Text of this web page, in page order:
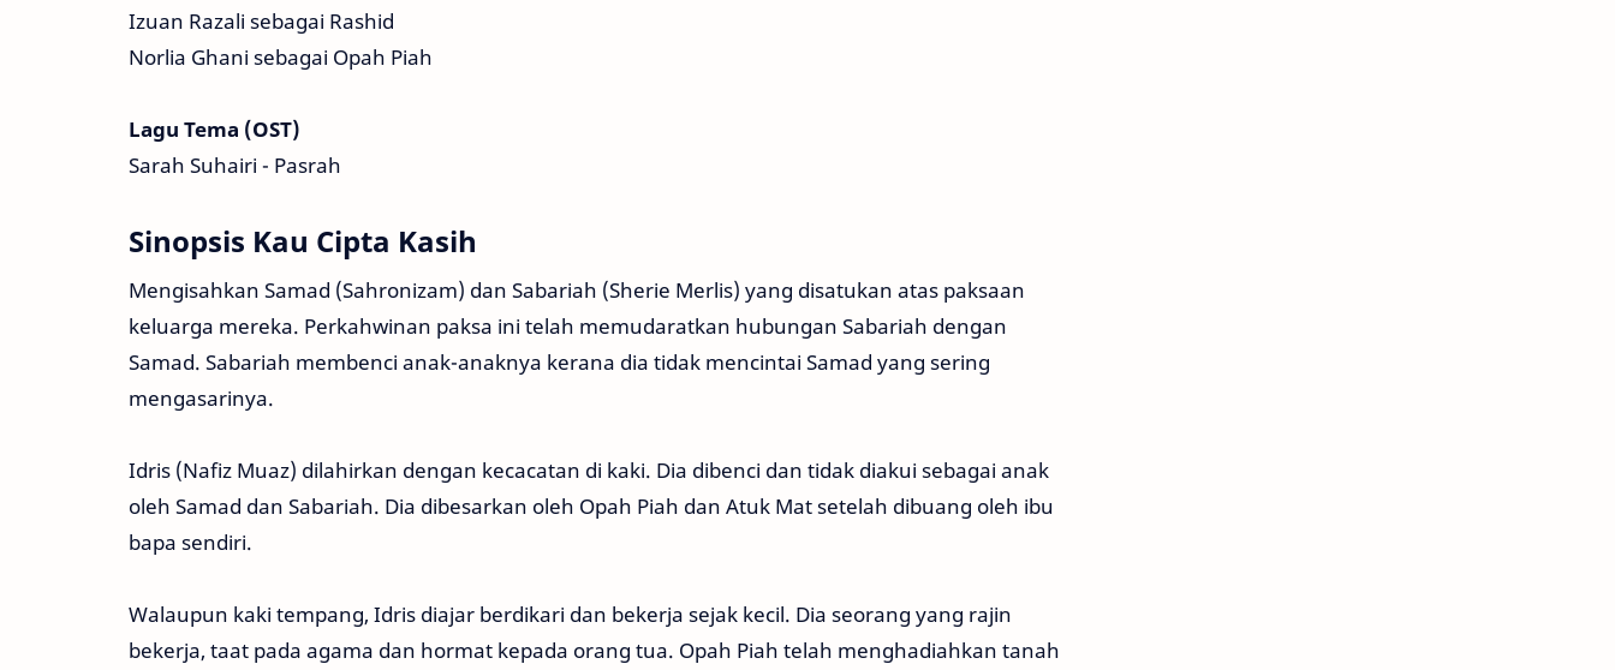
Izuan Razali sebagai Rashid
Norlia Ghani sebagai Opah Piah
Lagu Tema (OST)
Sarah Suhairi - Pasrah
Sinopsis Kau Cipta Kasih
Mengisahkan Samad (Sahronizam) dan Sabariah (Sherie Merlis) yang disatukan atas paksaan
keluarga mereka. Perkahwinan paksa ini telah memudaratkan hubungan Sabariah dengan
Samad. Sabariah membenci anak-anaknya kerana dia tidak mencintai Samad yang sering
mengasarinya.
Idris (Nafiz Muaz) dilahirkan dengan kecacatan di kaki. Dia dibenci dan tidak diakui sebagai anak
oleh Samad dan Sabariah. Dia dibesarkan oleh Opah Piah dan Atuk Mat setelah dibuang oleh ibu
bapa sendiri.
Walaupun kaki tempang, Idris diajar berdikari dan bekerja sejak kecil. Dia seorang yang rajin
bekerja, taat pada agama dan hormat kepada orang tua. Opah Piah telah menghadiahkan tanah